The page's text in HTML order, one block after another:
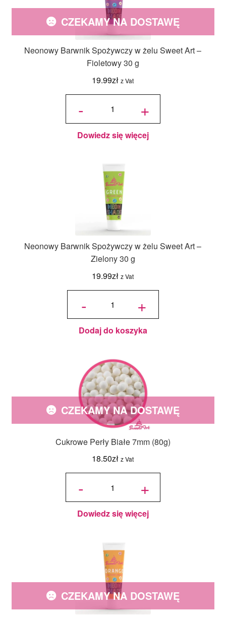
Neonowy Barwnik Spożywczy w żelu Sweet Art –
Fioletowy 30 g
19.99zł z Vat
CZEKAMY NA DOSTAWĘ
-
ilość
Spożywczy
w żelu
Sweet Art -
Fioletowy
30 g
+
Dowiedz się więcej
Neonowy Barwnik Spożywczy w żelu Sweet Art –
Zielony 30 g
19.99zł z Vat
-
ilość
Spożywczy
w żelu
Sweet Art -
Zielony 30
g
+
Dodaj do koszyka
Cukrowe Perły Białe 7mm (80g)
18.50zł z Vat
CZEKAMY NA DOSTAWĘ
-
ilość
Białe
7mm
(80g) +
Dowiedz się więcej
CZEKAMY NA DOSTAWĘ